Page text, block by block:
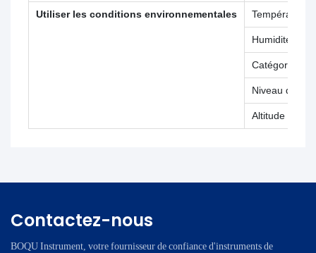
Utiliser les conditions environnementales Température
Humidité
Catégorie
Niveau de
Altitude
Contactez-nous
BOQU Instrument, votre fournisseur de confiance d'instruments de